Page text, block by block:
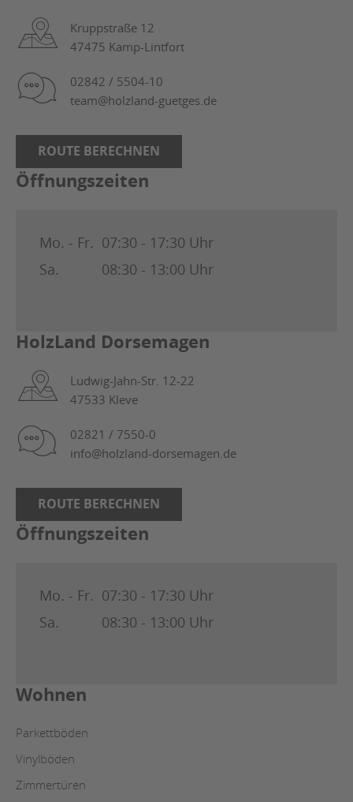
Kruppstraße 12
47475 Kamp-Lintfort
02842 / 5504-10
team@holzland-guetges.de
ROUTE BERECHNEN
Öffnungszeiten
Mo. - Fr. 07:30 - 17:30 Uhr
Sa.
08:30 - 13:00 Uhr
HolzLand Dorsemagen
Ludwig-Jahn-Str. 12-22
47533 Kleve
02821 / 7550-0
info@holzland-dorsemagen.de
ROUTE BERECHNEN
Öffnungszeiten
Mo. - Fr. 07:30 - 17:30 Uhr
Sa.
08:30 - 13:00 Uhr
Wohnen
Parkettböden
Vinylböden
Zimmertüren